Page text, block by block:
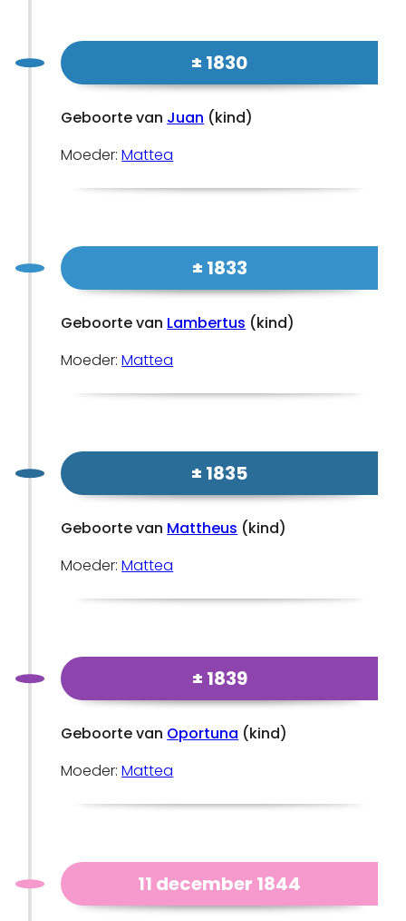
± 1830
Geboorte van Juan (kind)
Moeder:Mattea
± 1833
Geboorte van Lambertus (kind)
Moeder:Mattea
± 1835
Geboorte van Mattheus (kind)
Moeder:Mattea
± 1839
Geboorte van Oportuna (kind)
Moeder:Mattea
11 december 1844